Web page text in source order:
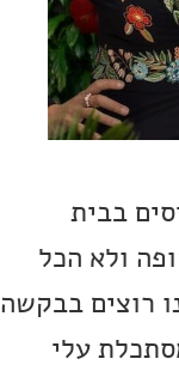
בבית
ולא הכל
רוצים בבקשה
עלי